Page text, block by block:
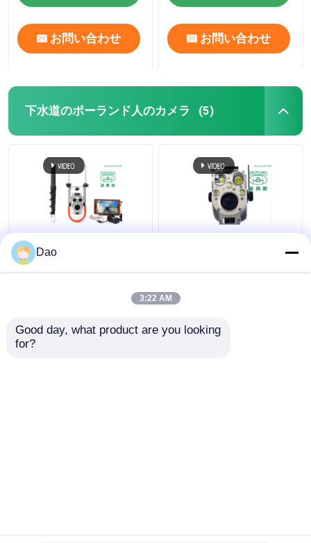
お問い合わせ お問い合わせ
下水道のポーランド人のカメラ (5)
下水道の検査システム
D16sの無線電信のため
望遠鏡のマンホールの
体の下水道の豪雨によ
る雨水の排水
Dao
3:22 AM
Good day, what product are you looking
for?